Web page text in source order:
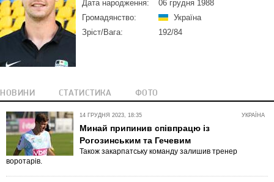
Дата народження:
06 грудня 1988
Громадянство:
Україна
Зріст/Вага:
192/84
НОВИНИ СТАТИСТИКА ФОТО
УКРАЇНА
14 ГРУДНЯ 2023, 18:35
Минай припинив співпрацю із
Рогозинським та Гечевим
Також закарпатську команду залишив тренер
воротарів.